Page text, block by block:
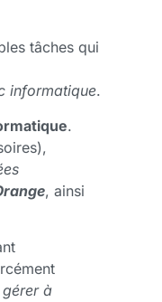
tâches qui
informatique.
.
, ainsi
gérer à